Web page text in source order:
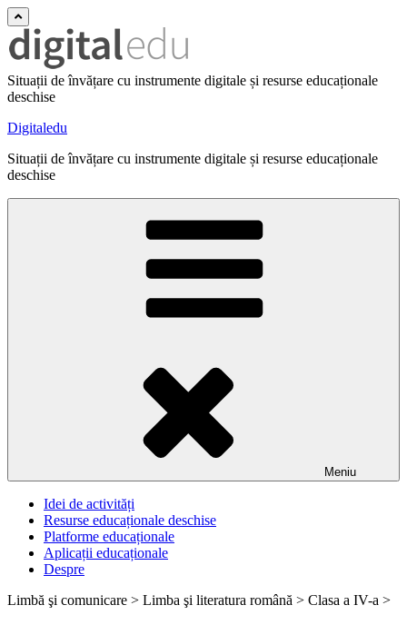
Situații de învățare cu instrumente digitale și resurse educaționale
deschise
Digitaledu
Situații de învățare cu instrumente digitale și resurse educaționale
deschise
Meniu
Idei de activități
Resurse educaționale deschise
Platforme educaționale
Aplicații educaționale
Despre
Limbă şi comunicare > Limba şi literatura română > Clasa a IV-a >